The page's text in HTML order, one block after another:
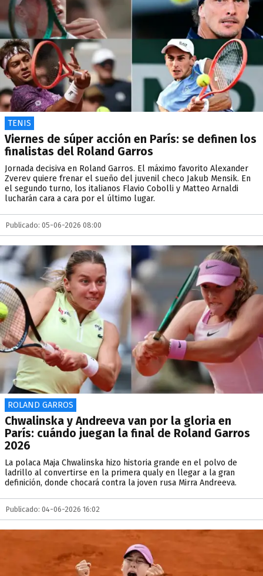
TENIS
Viernes de súper acción en París: se definen los
finalistas del Roland Garros
Jornada decisiva en Roland Garros. El máximo favorito Alexander
Zverev quiere frenar el sueño del juvenil checo Jakub Mensik. En
el segundo turno, los italianos Flavio Cobolli y Matteo Arnaldi
lucharán cara a cara por el último lugar.
Publicado: 05-06-2026 08:00
ROLAND GARROS
Chwalinska y Andreeva van por la gloria en
París: cuándo juegan la final de Roland Garros
2026
La polaca Maja Chwalinska hizo historia grande en el polvo de
ladrillo al convertirse en la primera qualy en llegar a la gran
definición, donde chocará contra la joven rusa Mirra Andreeva.
Publicado: 04-06-2026 16:02